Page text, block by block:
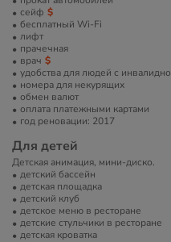
сейф
бесплатный Wi-Fi
лифт
прачечная
врач
удобства для людей с
номера для некурящих
обмен валют
оплата платежными картами
год реновации: 2017
Для детей
Детская анимация, мини-диско.
детский бассейн
детская площадка
детский клуб
детское меню в ресторане
детские стульчики в ресторане
детская кроватка